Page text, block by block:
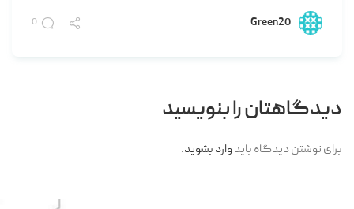
Green20
0
دیدگاهتان را بنویسید
برای نوشتن دیدگاه بایدوارد بشوید.